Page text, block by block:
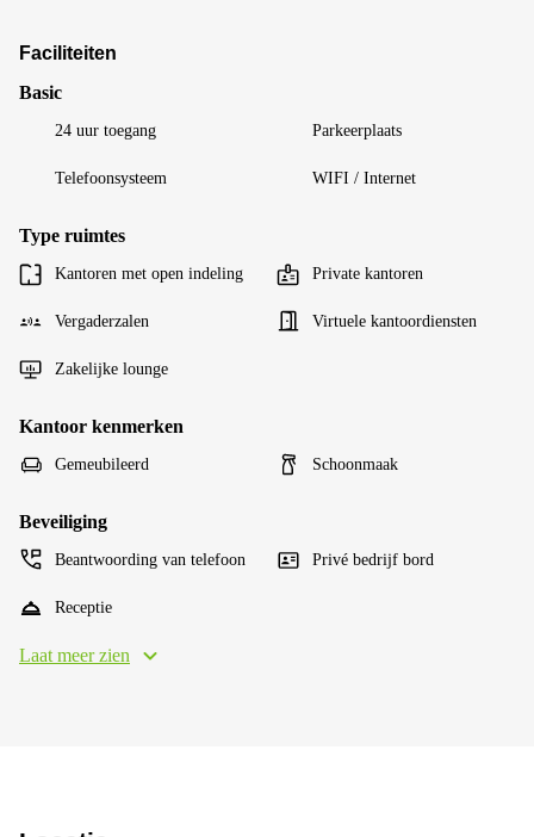
Faciliteiten
Basic
24 uur toegang Parkeerplaats
Telefoonsysteem WIFI / Internet
Type ruimtes
Kantoren met open indeling Private kantoren
Vergaderzalen Virtuele kantoordiensten
Zakelijke lounge
Kantoor kenmerken
Gemeubileerd Schoonmaak
Beveiliging
Beantwoording van telefoon Privé bedrijf bord
Receptie
Laat meer zien